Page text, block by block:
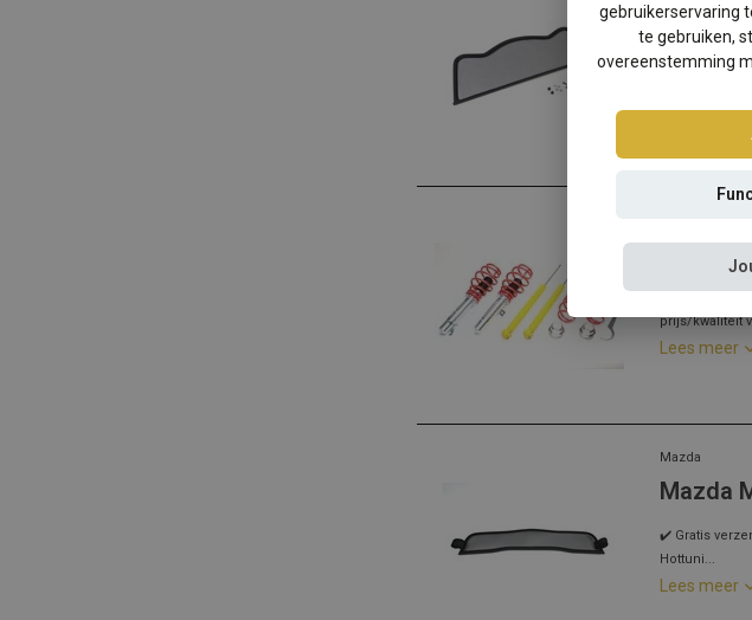
Mazda
✔️ Gratis
Lees meer
Mazda
Mazda 2
prijs/kwaliteit
Lees meer
Mazda
Mazda
✔️ Gratis
Hottuni...
Lees meer
gebruikerservaring
te gebruiken,
overeenstemming